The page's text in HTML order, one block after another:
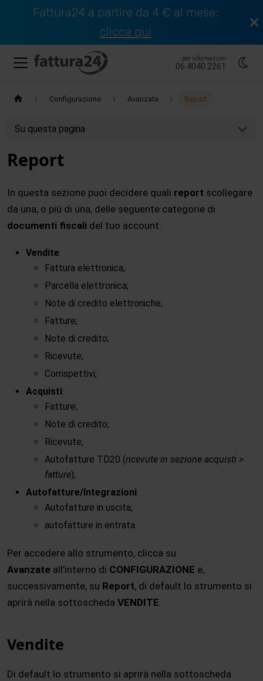
Fattura24 a partire da 4 € al mese:
clicca qui
per informazioni
06.4040.2261
Configurazione Avanzate Report
Su questa pagina
Report
In questa sezione puoi decidere quali report scollegare
da una, o più di una, delle seguente categorie di
documenti fiscali del tuo account:
Vendite:
Fattura elettronica;
Parcella elettronica;
Note di credito elettroniche;
Fatture;
Note di credito;
Ricevute;
Corrispettivi;
Acquisti:
Fatture;
Note di credito;
Ricevute;
Autofatture TD20 (ricevute in sezione acquisti >
fatture);
Autofatture/Integrazioni:
Autofatture in uscita;
autofatture in entrata.
Per accedere allo strumento, clicca su
Avanzate all’interno di CONFIGURAZIONE e,
successivamente, su Report, di default lo strumento si
aprirà nella sottoscheda VENDITE.
Vendite
Di default lo strumento si aprirà nella sottoscheda